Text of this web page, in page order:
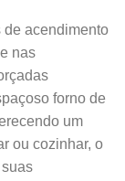
de acendimento
nas
forno de
um
ou cozinhar, o